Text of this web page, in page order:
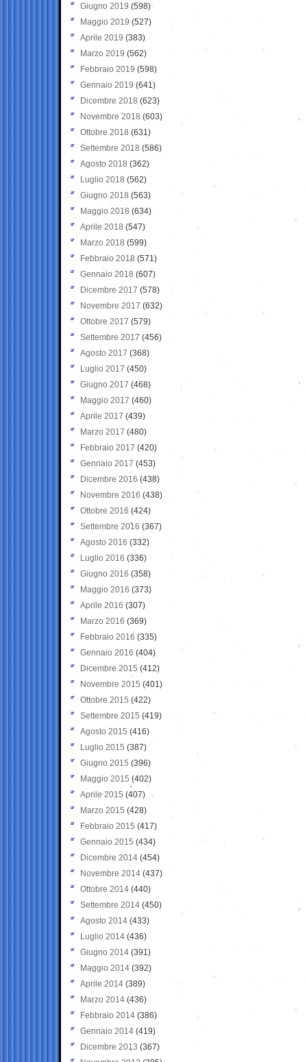
Giugno 2019 (598)
Maggio 2019 (527)
Aprile 2019 (383)
Marzo 2019 (562)
Febbraio 2019 (598)
Gennaio 2019 (641)
Dicembre 2018 (623)
Novembre 2018 (603)
Ottobre 2018 (631)
Settembre 2018 (586)
Agosto 2018 (362)
Luglio 2018 (562)
Giugno 2018 (563)
Maggio 2018 (634)
Aprile 2018 (547)
Marzo 2018 (599)
Febbraio 2018 (571)
Gennaio 2018 (607)
Dicembre 2017 (578)
Novembre 2017 (632)
Ottobre 2017 (579)
Settembre 2017 (456)
Agosto 2017 (368)
Luglio 2017 (450)
Giugno 2017 (468)
Maggio 2017 (460)
Aprile 2017 (439)
Marzo 2017 (480)
Febbraio 2017 (420)
Gennaio 2017 (453)
Dicembre 2016 (438)
Novembre 2016 (438)
Ottobre 2016 (424)
Settembre 2016 (367)
Agosto 2016 (332)
Luglio 2016 (336)
Giugno 2016 (358)
Maggio 2016 (373)
Aprile 2016 (307)
Marzo 2016 (369)
Febbraio 2016 (335)
Gennaio 2016 (404)
Dicembre 2015 (412)
Novembre 2015 (401)
Ottobre 2015 (422)
Settembre 2015 (419)
Agosto 2015 (416)
Luglio 2015 (387)
Giugno 2015 (396)
Maggio 2015 (402)
Aprile 2015 (407)
Marzo 2015 (428)
Febbraio 2015 (417)
Gennaio 2015 (434)
Dicembre 2014 (454)
Novembre 2014 (437)
Ottobre 2014 (440)
Settembre 2014 (450)
Agosto 2014 (433)
Luglio 2014 (436)
Giugno 2014 (391)
Maggio 2014 (392)
Aprile 2014 (389)
Marzo 2014 (436)
Febbraio 2014 (386)
Gennaio 2014 (419)
Dicembre 2013 (367)